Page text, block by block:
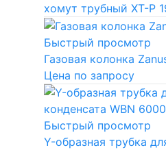
хомут трубный ХТ-Р
Быстрый просмотр
Газовая колонка
Цена по запросу
Быстрый просмотр
Y-образная трубка